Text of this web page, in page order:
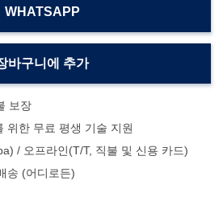
WHATSAPP
바구니에 추가
보장
위한 무료 평생 기술 지원
/ 오프라인(T/T, 직불 및 신용 카드)
송 (어디로든)